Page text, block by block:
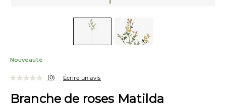
Nouveauté
Branche de roses Matilda
(0) Écrire un avis